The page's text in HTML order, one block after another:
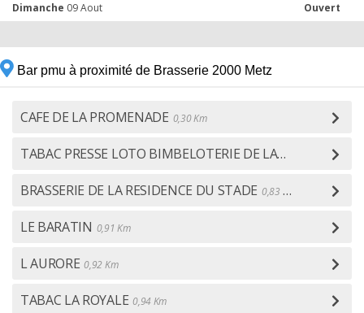
Dimanche 09 Aout Ouvert
Bar pmu à proximité de Brasserie 2000 Metz
CAFE DE LA PROMENADE 0,30 Km
TABAC PRESSE LOTO BIMBELOTERIE DE LATTRE 0,47 Km
BRASSERIE DE LA RESIDENCE DU STADE 0,83 Km
LE BARATIN 0,91 Km
L AURORE 0,92 Km
TABAC LA ROYALE 0,94 Km